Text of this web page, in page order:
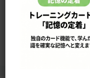
ローマ字表
よくある検索ミス